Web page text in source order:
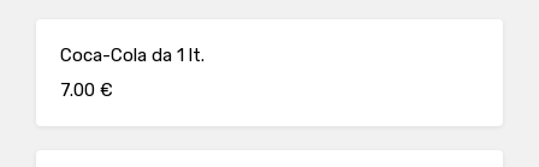
Coca-Cola da 1 lt.
7.00 €